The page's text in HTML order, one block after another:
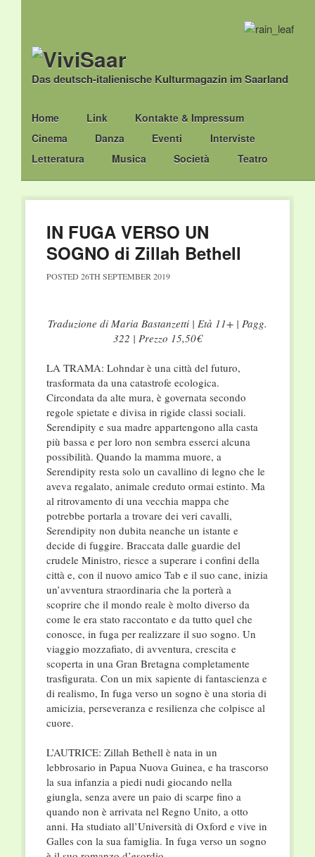
Das deutsch-italienische Kulturmagazin im Saarland
Main menu
Skip
to
content
Home Link
Kontakte & Impressum
Cinema
Danza Eventi
Interviste
Letteratura
Musica Società Teatro
IN FUGA VERSO UN
SOGNO di Zillah Bethell
POSTED 26TH SEPTEMBER 2019
Traduzione di Maria Bastanzetti | Età 11+ | Pagg.
322 | Prezzo 15,50€
LA TRAMA: Lohndar è una città del futuro,
trasformata da una catastrofe ecologica.
Circondata da alte mura, è governata secondo
regole spietate e divisa in rigide classi sociali.
Serendipity e sua madre appartengono alla casta
più bassa e per loro non sembra esserci alcuna
possibilità. Quando la mamma muore, a
Serendipity resta solo un cavallino di legno che le
aveva regalato, animale creduto ormai estinto. Ma
al ritrovamento di una vecchia mappa che
potrebbe portarla a trovare dei veri cavalli,
Serendipity non dubita neanche un istante e
decide di fuggire. Braccata dalle guardie del
crudele Ministro, riesce a superare i confini della
città e, con il nuovo amico Tab e il suo cane, inizia
un’avventura straordinaria che la porterà a
scoprire che il mondo reale è molto diverso da
come le era stato raccontato e da tutto quel che
conosce, in fuga per realizzare il suo sogno. Un
viaggio mozzafiato, di avventura, crescita e
scoperta in una Gran Bretagna completamente
trasfigurata. Con un mix sapiente di fantascienza e
di realismo, In fuga verso un sogno è una storia di
amicizia, perseveranza e resilienza che colpisce al
cuore.
L’AUTRICE: Zillah Bethell è nata in un
lebbrosario in Papua Nuova Guinea, e ha trascorso
la sua infanzia a piedi nudi giocando nella
giungla, senza avere un paio di scarpe fino a
quando non è arrivata nel Regno Unito, a otto
anni. Ha studiato all’Università di Oxford e vive in
Galles con la sua famiglia. In fuga verso un sogno